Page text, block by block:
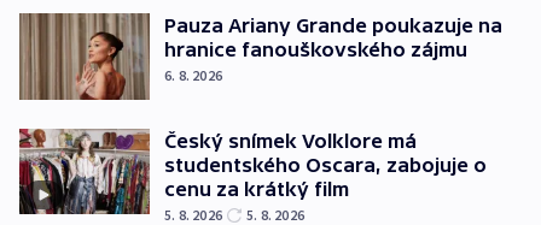
Pauza Ariany Grande poukazuje na
hranice fanouškovského zájmu
6. 8. 2026
Český snímek Volklore má
studentského Oscara, zabojuje o
cenu za krátký film
5. 8. 2026 5. 8. 2026